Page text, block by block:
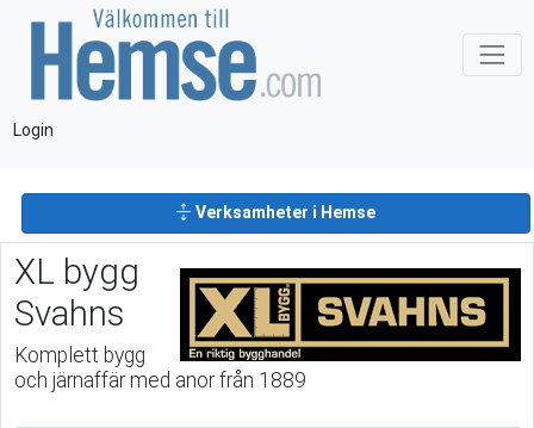
Login
Verksamheter i Hemse
XL bygg
Svahns
Komplett bygg
och järnaffär med anor från 1889